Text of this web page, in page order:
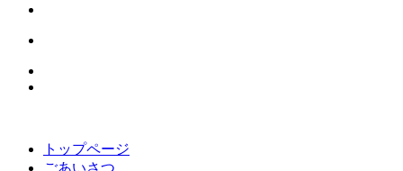
トップページ
ごあいさつ